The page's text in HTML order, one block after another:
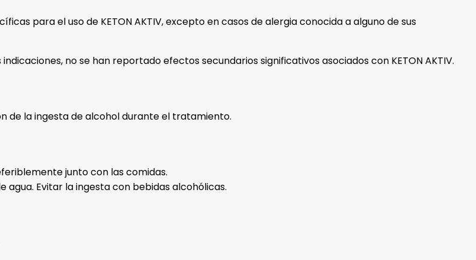
para el uso de KETON AKTIV, excepto en casos de alergia conocida a alguno de sus
no se han reportado efectos secundarios significativos asociados con KETON AKTIV.
de la ingesta de alcohol durante el tratamiento.
junto con las comidas.
agua. Evitar la ingesta con bebidas alcohólicas.